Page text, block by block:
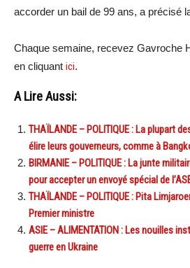
accorder un bail de 99 ans, a précisé
Chaque semaine, recevez Gavroche
en cliquant ici.
A Lire Aussi:
THAÏLANDE – POLITIQUE : La plupart
élire leurs gouverneurs, comme à
BIRMANIE – POLITIQUE : La junte
pour accepter un envoyé spécial de
THAÏLANDE – POLITIQUE : Pita
Premier ministre
ASIE – ALIMENTATION : Les nouilles
guerre en Ukraine